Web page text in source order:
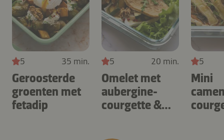
5 35 min.
Geroosterde
groenten met
fetadip
5 20 min.
Omelet met
aubergine-
courgette &
5
Mini